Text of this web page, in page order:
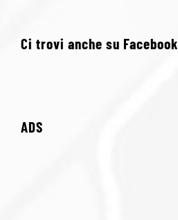
Ci trovi anche su Facebook
ADS